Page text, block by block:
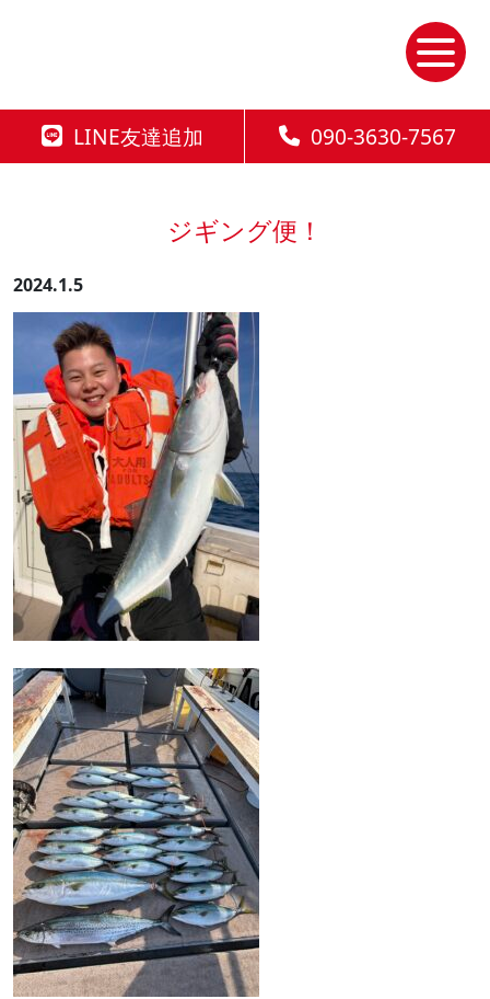
LINE友達追加 090-3630-7567
ジギング便！
2024.1.5